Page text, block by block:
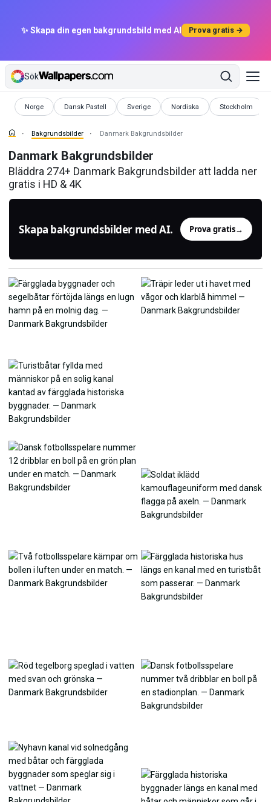
✨ Skapa din egen bakgrundsbild med AI Prova gratis →
Sök
Norge
BakgrundsbilderDansk Pastell
Bakgrundsbilder Sverige
BakgrundsbilderNordiska
BakgrundsbilderStockholm
Bakgrundsbilder
Bakgrundsbilder Danmark Bakgrundsbilder
Danmark Bakgrundsbilder
Bläddra 274+ Danmark Bakgrundsbilder att ladda ner
gratis i HD & 4K
Skapa bakgrundsbilder med AI. Prova gratis→